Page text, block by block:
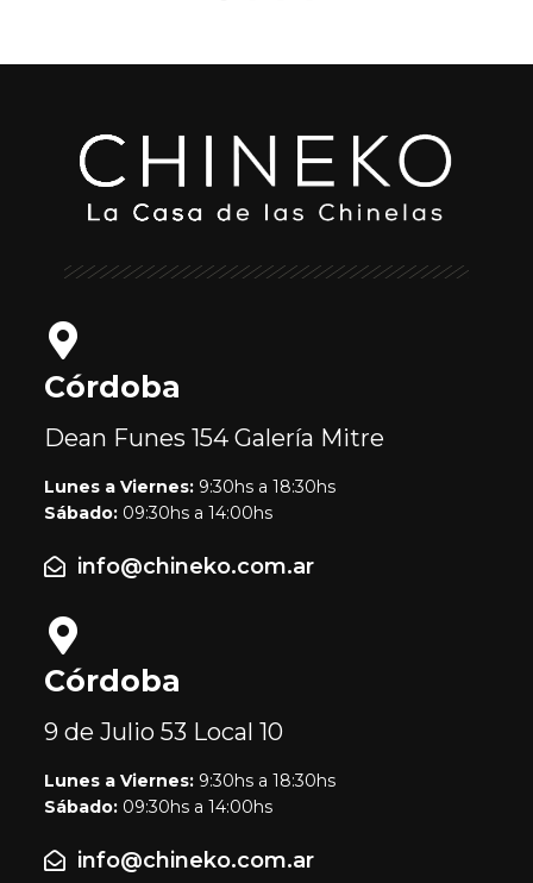
Córdoba
Dean Funes 154Galería Mitre
Lunes a Viernes: 9:30hs a 18:30hs
Sábado: 09:30hs a 14:00hs
info@chineko.com.ar
Córdoba
9 de Julio 53 Local 10
Lunes a Viernes: 9:30hs a 18:30hs
Sábado: 09:30hs a 14:00hs
info@chineko.com.ar